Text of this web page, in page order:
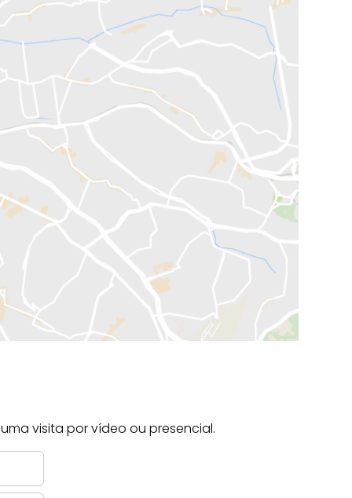
visita por vídeo ou presencial.